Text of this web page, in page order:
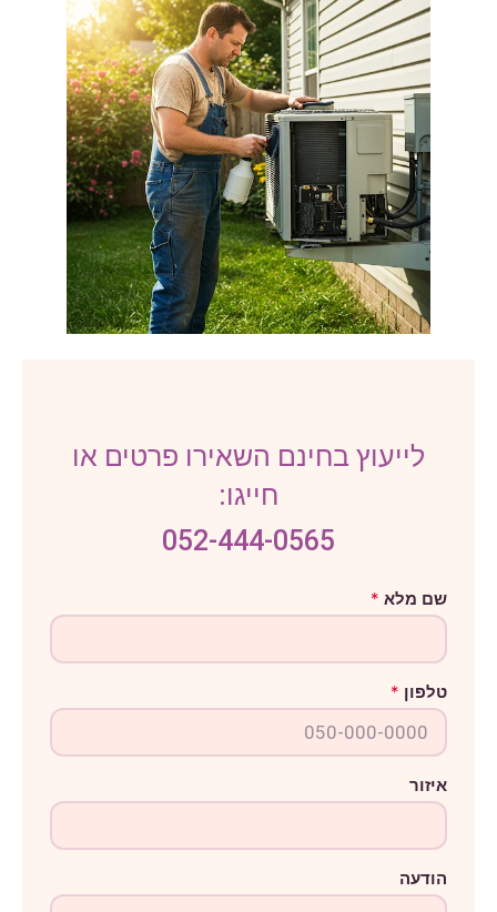
לייעוץ בחינם השאירו פרטים או
חייגו:
052-444-0565
ט
ל
ן
ם
א
ז
ר
שם מלא *
טלפון *
איזור
הודעה